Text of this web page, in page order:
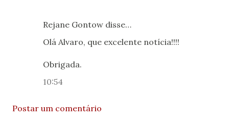
Rejane Gontow disse…
Olá Alvaro, que excelente notícia!!!!
Obrigada.
10:54
Postar um comentário